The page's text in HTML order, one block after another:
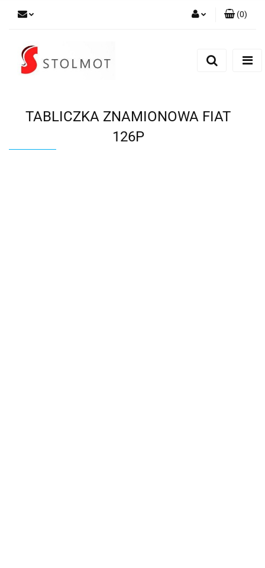
(0)
TABLICZKA ZNAMIONOWA FIAT
126P